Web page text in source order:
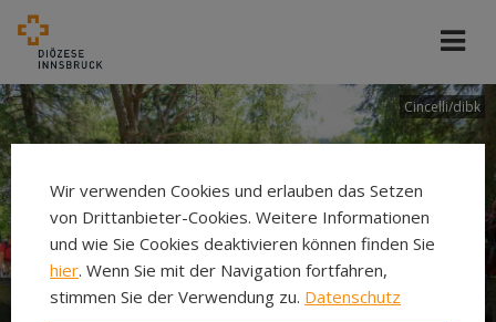
Cincelli/dibk
Wir verwenden Cookies und erlauben das Setzen
von Drittanbieter-Cookies. Weitere Informationen
und wie Sie Cookies deaktivieren können finden Sie
hier. Wenn Sie mit der Navigation fortfahren,
stimmen Sie der Verwendung zu. Datenschutz